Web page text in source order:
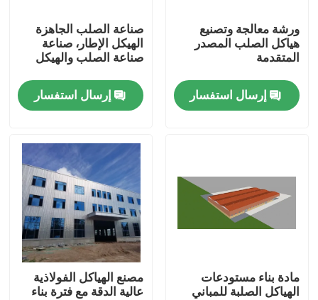
أشرطة فيديو
ورشة معالجة وتصنيع
هياكل الصلب المصدر
المتقدمة
إرسال استفسار
صناعة الصلب الجاهزة
الهيكل الإطار، صناعة
صناعة الصلب والهيكل
إرسال استفسار
مادة بناء مستودعات
الهياكل الصلبة للمباني
مصنع الهياكل الفولاذية
عالية الدقة مع فترة بناء